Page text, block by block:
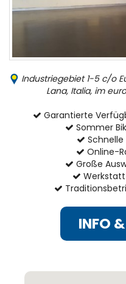
Industriegebiet 1-5 c/o
Lana, Italia, im
Garantierte
Sommer
Online-
Große
INFO